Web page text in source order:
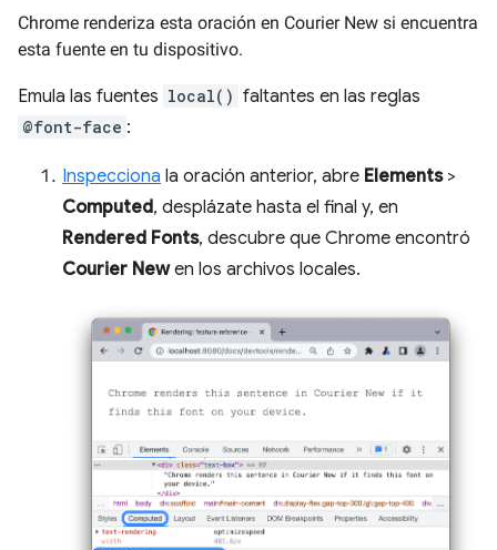
Chrome renderiza esta oración en Courier New si encuentra
esta fuente en tu dispositivo.
Emula las fuentes local() faltantes en las reglas
@font-face :
Inspecciona la oración anterior, abre Elements>
Computed, desplázate hasta el final y, en
Rendered Fonts, descubre que Chrome encontró
Courier Newen los archivos locales.